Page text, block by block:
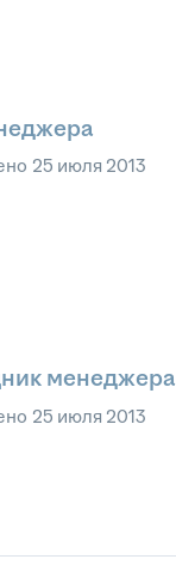
25 июля 2013
менеджера
25 июля 2013